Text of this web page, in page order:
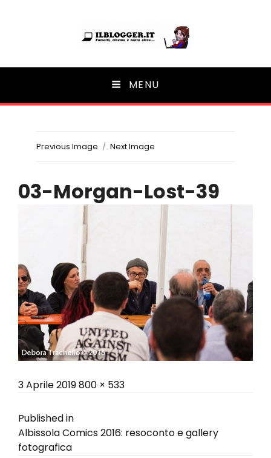
Ilblogger.it
Il portalino di blog | MENU
Previous Image Next Image
03-Morgan-Lost-39
Posted
3 Aprile 2019Full
800 × 533
Navigazione
articoli
Published in
Albissola Comics 2016: resoconto e gallery
fotografica